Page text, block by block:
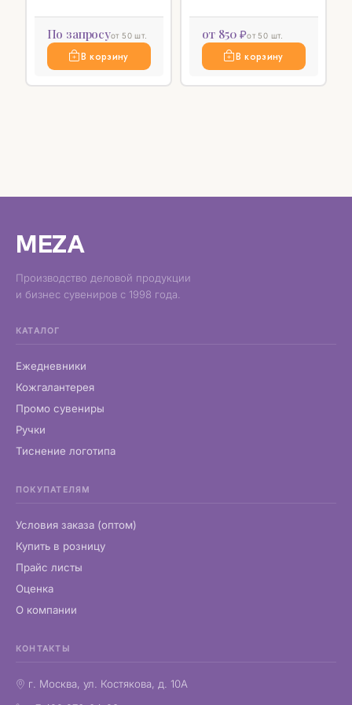
По запросуот 50 шт.
В корзину
от 850 ₽от 50 шт.
В корзину
MEZA
Производство деловой продукции
и бизнес сувениров с 1998 года.
КАТАЛОГ
Ежедневники
Кожгалантерея
Промо сувениры
Ручки
Тиснение логотипа
ПОКУПАТЕЛЯМ
Условия заказа (оптом)
Купить в розницу
Прайс листы
Оценка
О компании
КОНТАКТЫ
г. Москва, ул. Костякова, д. 10А